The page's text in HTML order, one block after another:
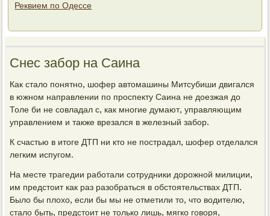
Реквием по Одессе
Снес забор на Саина
Как стало понятно, шофер автомашины Митсубиши двигался
в южном направлении по проспекту Саина не доезжая до
Толе би не совладал с, как многие думают, управляющим
управлением и также врезался в железный забор.
К счастью в итоге ДТП ни кто не пострадал, шофер отделался
легким испугом.
На месте трагедии работали сотрудники дорожной милиции,
им предстоит как раз разобраться в обстоятельствах ДТП.
Было бы плохо, если бы мы не отметили то, что водителю,
стало быть, предстоит не только лишь, мягко говоря,